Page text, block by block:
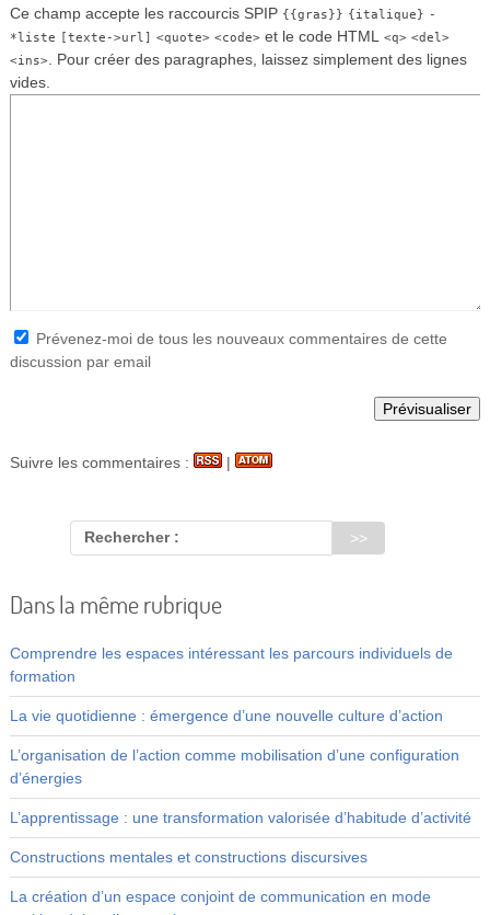
Ce champ accepte les raccourcis SPIP {{gras}} {italique} -
*liste [texte->url] <quote> <code>et le code HTML <q> <del>
<ins>. Pour créer des paragraphes, laissez simplement des lignes
vides.
Prévenez-moi de tous les nouveaux commentaires de cette
discussion par email
Suivre les commentaires : |
Rechercher :
Dans la même rubrique
Comprendre les espaces intéressant les parcours individuels de
formation
La vie quotidienne : émergence d’une nouvelle culture d’action
L’organisation de l’action comme mobilisation d’une configuration
d’énergies
L’apprentissage : une transformation valorisée d’habitude d’activité
Constructions mentales et constructions discursives
La création d’un espace conjoint de communication en mode